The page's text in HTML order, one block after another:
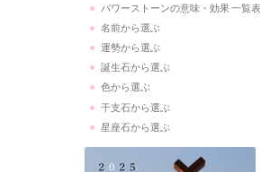
パワーストーンの意味・効果 一覧表
名前から選ぶ
運勢から選ぶ
誕生石から選ぶ
色から選ぶ
干支石から選ぶ
星座石から選ぶ